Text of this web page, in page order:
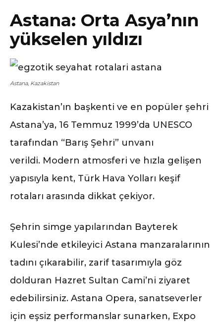
Astana: Orta Asya’nın
yükselen yıldızı
Astana, Kazakistan
Kazakistan’ın başkenti ve en popüler şehri
Astana’ya, 16 Temmuz 1999’da UNESCO
tarafından “Barış Şehri” unvanı
verildi. Modern atmosferi ve hızla gelişen
yapısıyla kent, Türk Hava Yolları keşif
rotaları arasında dikkat çekiyor.
Şehrin simge yapılarından Bayterek
Kulesi’nde etkileyici Astana manzaralarının
tadını çıkarabilir, zarif tasarımıyla göz
dolduran Hazret Sultan Cami’ni ziyaret
edebilirsiniz. Astana Opera, sanatseverler
için eşsiz performanslar sunarken, Expo